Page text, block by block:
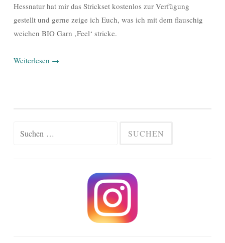
Hessnatur hat mir das Strickset kostenlos zur Verfügung
gestellt und gerne zeige ich Euch, was ich mit dem flauschig
weichen BIO Garn ‚Feel‘ stricke.
Weiterlesen →
Suchen